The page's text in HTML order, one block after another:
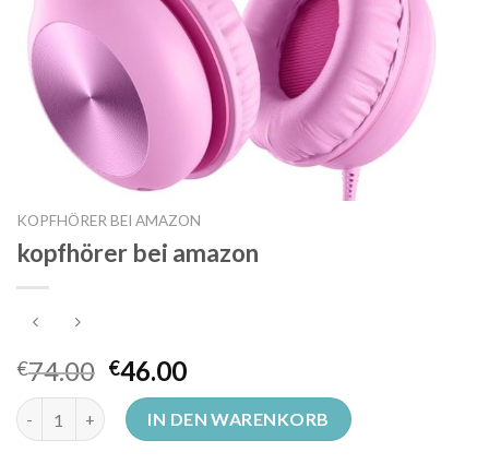
KOPFHÖRER BEI AMAZON
kopfhörer bei amazon
€74.00 €46.00
kopfhörer bei amazon MengeIN DEN WARENKORB